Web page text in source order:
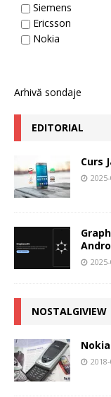
Siemens
Ericsson
Nokia
Arhivă sondaje
EDITORIAL
Curs
NOSTALGIVIEW